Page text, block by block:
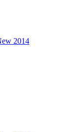
2014